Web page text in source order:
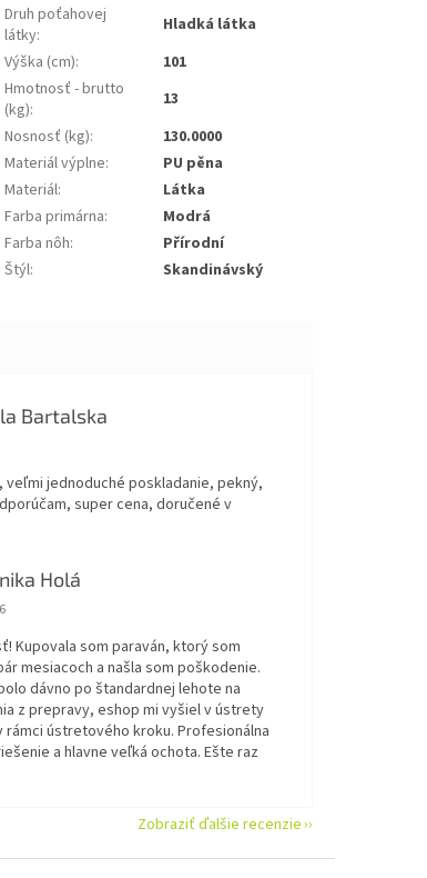
Druh poťahovej
látky:
Hladká látka
Výška (cm):
101
Hmotnosť - brutto
(kg):
13
Nosnosť (kg):
130.0000
Materiál výplne:
PU pěna
Materiál:
Látka
Farba primárna:
Modrá
Farba nôh:
Přírodní
Štýl: Skandinávský
Bartalska
obchodu je 5 z 5 hviezdičiek.
veľmi jednoduché poskladanie, pekný,
super cena, doručené v
Holá
obchodu je 5 z 5 hviezdičiek.
Kupovala som paraván, ktorý som
mesiacoch a našla som poškodenie.
dávno po štandardnej lehote na
z prepravy, eshop mi vyšiel v ústrety
rámci ústretového kroku. Profesionálna
a hlavne veľká ochota. Ešte raz
Zobraziť ďalšie recenzie